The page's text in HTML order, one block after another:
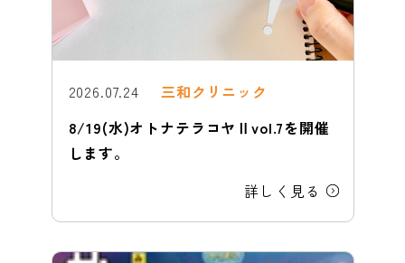
chevron_right
chevron_right 地域活動
chevron_right
chevron_right 予防接種
chevron_right 栄養相談
chevron_right 訪問看護ステーションさんわ
chevron_right ケアマネセンターさんわ
協会けんぽ（生活習慣病予防健診）
chevron_right 特定健診
chevron_right
chevron_right 外来看護師
chevron_right 訪問看護師
chevron_right 座談会(在宅看取り)
2026.07.24
三和クリニック
8/19(水)オトナテラコヤⅡvol.7を開催
します。
詳しく見る